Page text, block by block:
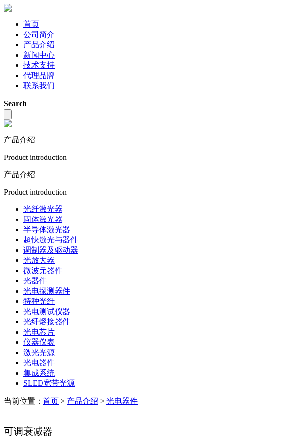
首页
公司简介
产品介绍
新闻中心
技术支持
代理品牌
联系我们
Search
产品介绍
Product introduction
产品介绍
Product introduction
光纤激光器
固体激光器
半导体激光器
超快激光与器件
调制器及驱动器
光放大器
微波元器件
光器件
光电探测器件
特种光纤
光电测试仪器
光纤熔接器件
光电芯片
仪器仪表
激光光源
光电器件
集成系统
SLED宽带光源
当前位置： 首页 > 产品介绍 > 光电器件
可调衰减器